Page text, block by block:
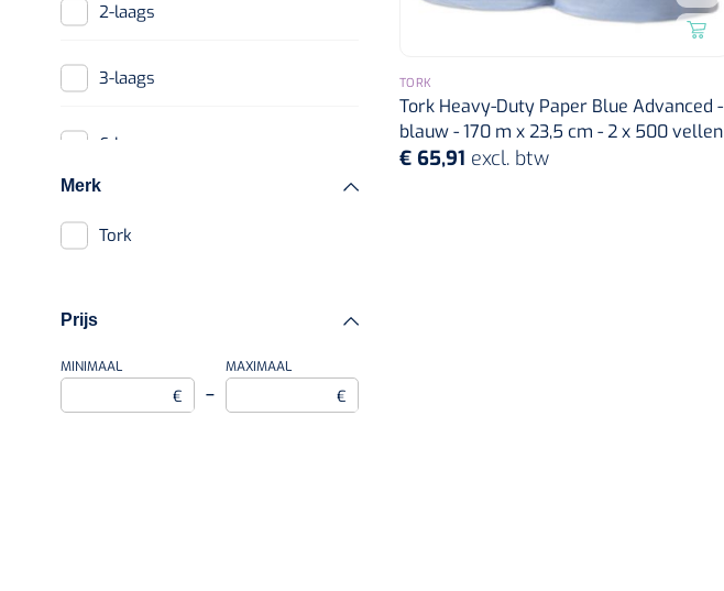
handschoenen
Schorten
2-laags
3-laags
6-laags
Merk
Tork
Prijs
MINIMAAL
€ –
MAXIMAAL
€
TORK
Tork Heavy-Duty Paper Blue Advanced -
blauw - 170 m x 23,5 cm - 2 x 500 vellen
€ 65,91 excl. btw